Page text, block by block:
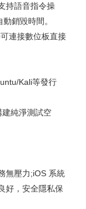
持語音指令操
銷毀時間。
連接數位板直接
Kali等發行
純淨測試空
壓力;iOS 系統
好，安全隱私保